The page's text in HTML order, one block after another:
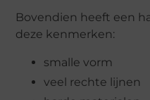
Bovendien heeft een
deze kenmerken:
smalle vorm
veel rechte lijnen